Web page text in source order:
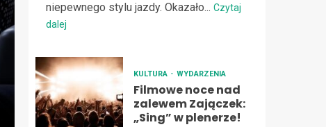
niepewnego stylu jazdy. Okazało... Czytaj
dalej
KULTURA WYDARZENIA
Filmowe noce nad
zalewem Zajączek:
„Sing” w plenerze!